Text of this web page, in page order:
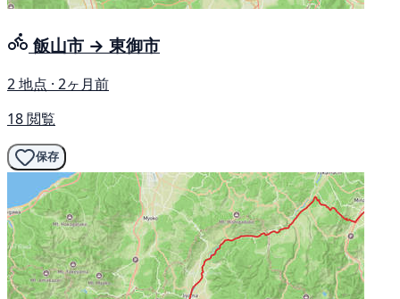
飯山市 → 東御市
2 地点 · 2ヶ月前
18 閲覧
保存